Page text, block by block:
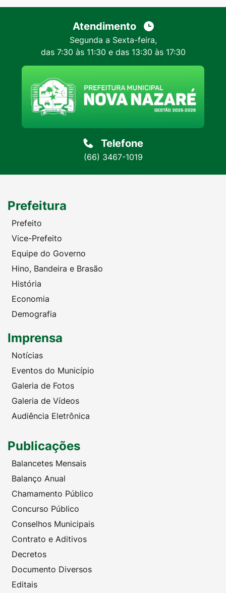
Atendimento
Segunda a Sexta-feira,
das 7:30 às 11:30 e das 13:30 às 17:30
Telefone
(66) 3467-1019
Prefeitura
Prefeito
Vice-Prefeito
Equipe do Governo
Hino, Bandeira e Brasão
História
Economia
Demografia
Imprensa
Notícias
Eventos do Município
Galeria de Fotos
Galeria de Vídeos
Audiência Eletrônica
Publicações
Balancetes Mensais
Balanço Anual
Chamamento Público
Concurso Público
Conselhos Municipais
Contrato e Aditivos
Decretos
Documento Diversos
Editais